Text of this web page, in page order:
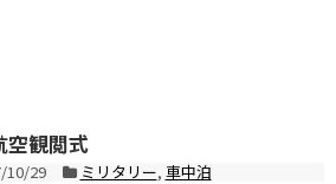
空観閲式
10/29 ミリタリー, 車中泊